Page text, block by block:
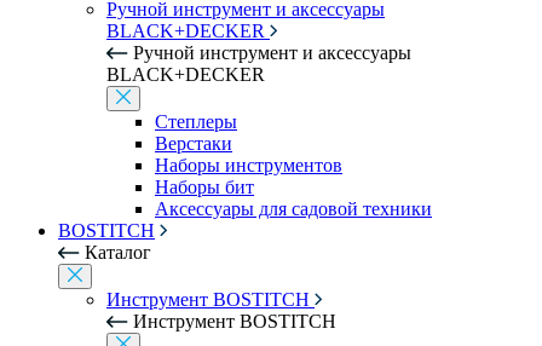
Ручной инструмент и аксессуары
BLACK+DECKER
Ручной инструмент и аксессуары
BLACK+DECKER
Степлеры
Верстаки
Наборы инструментов
Наборы бит
Аксессуары для садовой техники
BOSTITCH
Каталог
Инструмент BOSTITCH
Инструмент BOSTITCH